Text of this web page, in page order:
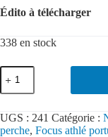
Édito à télécharger
338 en stock
UGS : 241 Catégorie :
perche, Focus athlé